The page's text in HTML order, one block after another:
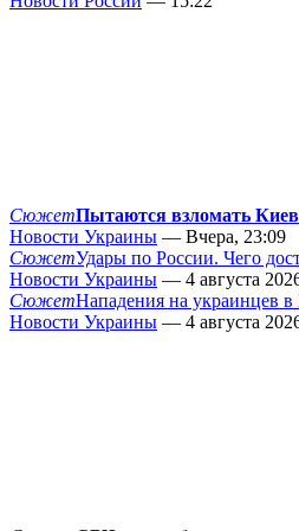
СюжетПытаются взломать
Новости Украины — Вчера, 23:09
СюжетУдары по России. Чего
Новости Украины — 4 августа
СюжетНападения на украинцев
Новости Украины — 4 августа